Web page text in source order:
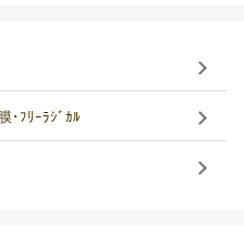
･ﾌﾘｰﾗｼﾞｶﾙ